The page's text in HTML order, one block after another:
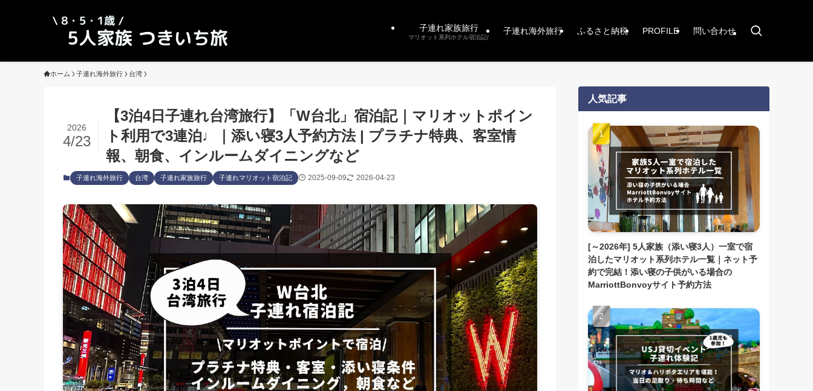
子連れ家族旅行
マリオット系列ホテル宿泊記/
子連れ海外旅行 ふるさと納税 PROFILE 問い合わせ
ホーム 子連れ海外旅行 台湾
【3泊4日子連れ台湾旅行】「W台北」宿泊記｜マリオットポイン
ト利用で3連泊♩｜添い寝3人予約方法 | プラチナ特典、客室情
報、朝食、インルームダイニングなど
2026
4/23
子連れ海外旅行 台湾 子連れ家族旅行 子連れマリオット宿泊記 2025-09-09 2026-04-23
人気記事
[～2026年] 5人家族（添い寝3人）一室で宿
泊したマリオット系列ホテル一覧｜ネット予
約で完結！添い寝の子供がいる場合の
MarriottBonvoyサイト予約方法